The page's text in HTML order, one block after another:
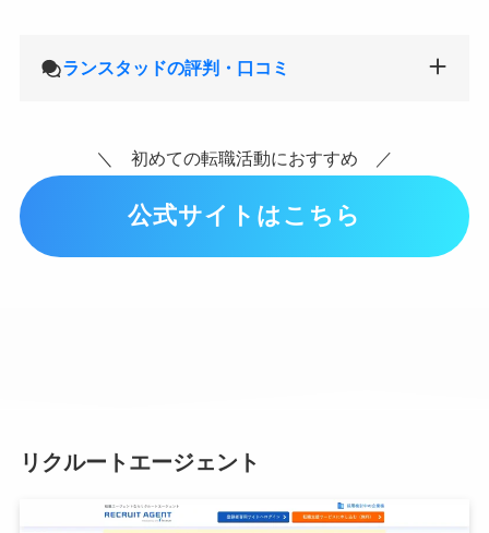
ランスタッドの評判・口コミ
＼ 初めての転職活動におすすめ ／
公式サイトはこちら
リクルートエージェント